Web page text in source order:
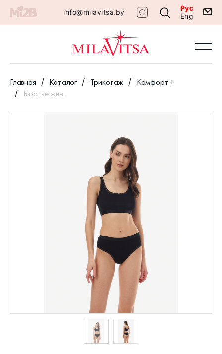
info@milavitsa.by
Рус
Eng
Главная Каталог Трикотаж
Комфорт +
Бюстье жен.